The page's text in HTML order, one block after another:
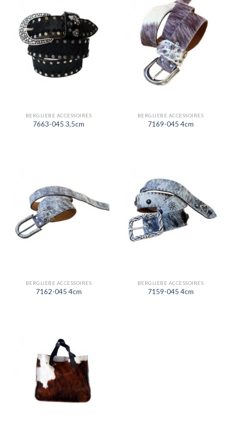
BERGLIEBE ACCESSOIRES
7663-045 3,5cm
BERGLIEBE ACCESSOIRES
7169-045 4cm
BERGLIEBE ACCESSOIRES
7162-045 4cm
BERGLIEBE ACCESSOIRES
7159-045 4cm